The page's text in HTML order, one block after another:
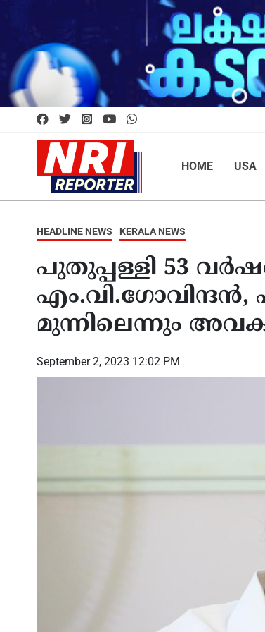
HOME USA
HEADLINE NEWS KERALA NEWS
പുതുപ്പള്ളി 53
മുന്നിലെന്നും
September 2, 2023 12:02 PM